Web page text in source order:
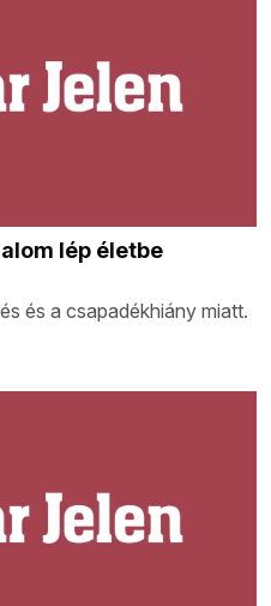
lép életbe
és a csapadékhiány miatt.